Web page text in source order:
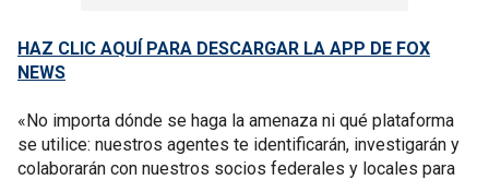
HAZ CLIC AQUÍ PARA DESCARGAR LA APP DE FOX
NEWS
«No importa dónde se haga la amenaza ni qué plataforma
se utilice: nuestros agentes te identificarán, investigarán y
colaborarán con nuestros socios federales y locales para